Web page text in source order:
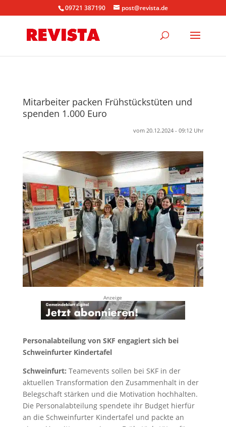
09721 387190 post@revista.de
Mitarbeiter packen Frühstückstüten und
spenden 1.000 Euro
vom 20.12.2024 - 09:12 Uhr
Anzeige
Personalabteilung von SKF engagiert sich bei
Schweinfurter Kindertafel
Schweinfurt: Teamevents sollen bei SKF in der
aktuellen Transformation den Zusammenhalt in der
Belegschaft stärken und die Motivation hochhalten.
Die Personalabteilung spendete ihr Budget hierfür
an die Schweinfurter Kindertafel und packte an